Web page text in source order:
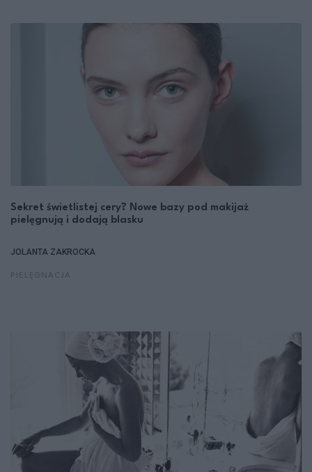
Sekret świetlistej cery? Nowe bazy pod makijaż
pielęgnują i dodają blasku
JOLANTA ZAKROCKA